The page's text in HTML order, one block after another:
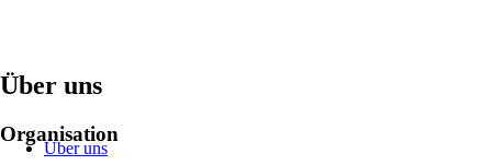
Über uns
Über uns
Organisation